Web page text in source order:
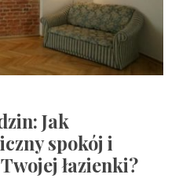
Jak
spokój i
łazienki?